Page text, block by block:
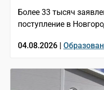
Более 33 тысяч
поступление в
04.08.2026 |